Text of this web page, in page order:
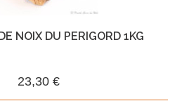
NOIX DU PÉRIGORD 1KG
23,30 €